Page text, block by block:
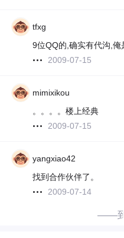
tfxg
9位QQ的,确实有代沟,俺
2009-07-15
mimixikou
。。。。楼上经典
2009-07-15
yangxiao42
找到合作伙伴了。
2009-07-14
——